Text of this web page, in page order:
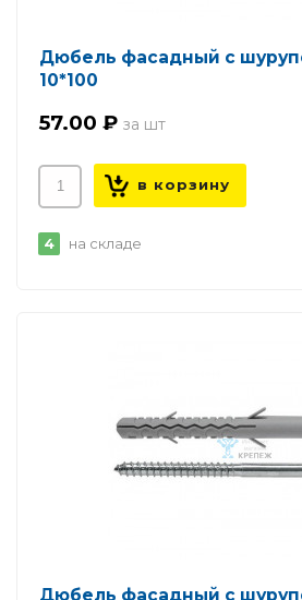
Дюбель фасадный с
10*100
57.00 ₽
4 на складе
Дюбель фасадный с